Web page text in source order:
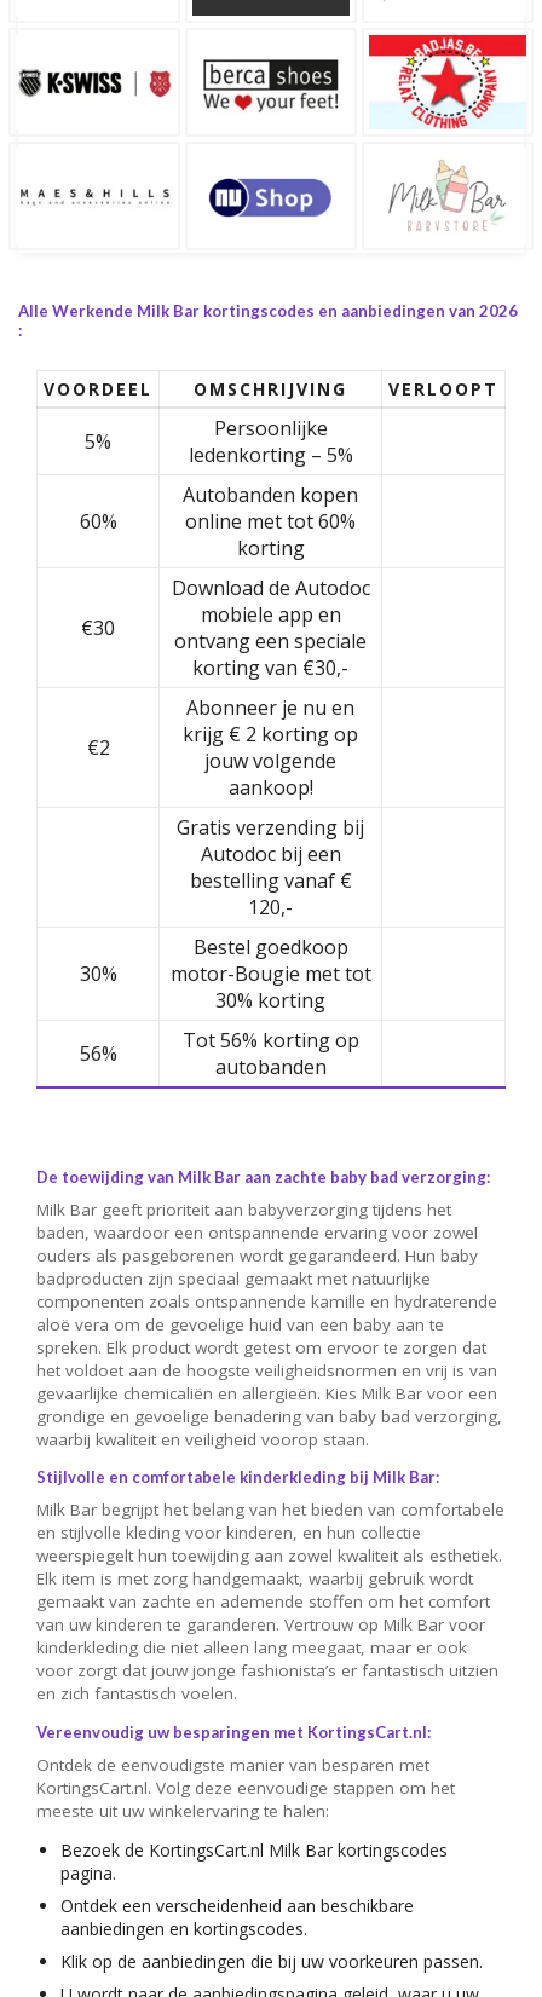
Alle Werkende Milk Bar kortingscodes en aanbiedingen van 2026
:
VOORDEEL OMSCHRIJVING VERLOOPT
5%
Persoonlijke
ledenkorting – 5%
60%
Autobanden kopen
online met tot 60%
korting
€30
Download de Autodoc
mobiele app en
ontvang een speciale
korting van €30,-
€2
Abonneer je nu en
krijg € 2 korting op
jouw volgende
aankoop!
Gratis verzending bij
Autodoc bij een
bestelling vanaf €
120,-
30%
Bestel goedkoop
motor-Bougie met tot
30% korting
56%
Tot 56% korting op
autobanden
De toewijding van Milk Bar aan zachte baby bad verzorging:
Milk Bar geeft prioriteit aan babyverzorging tijdens het
baden, waardoor een ontspannende ervaring voor zowel
ouders als pasgeborenen wordt gegarandeerd. Hun baby
badproducten zijn speciaal gemaakt met natuurlijke
componenten zoals ontspannende kamille en hydraterende
aloë vera om de gevoelige huid van een baby aan te
spreken. Elk product wordt getest om ervoor te zorgen dat
het voldoet aan de hoogste veiligheidsnormen en vrij is van
gevaarlijke chemicaliën en allergieën. Kies Milk Bar voor een
grondige en gevoelige benadering van baby bad verzorging,
waarbij kwaliteit en veiligheid voorop staan.
Stijlvolle en comfortabele kinderkleding bij Milk Bar:
Milk Bar begrijpt het belang van het bieden van comfortabele
en stijlvolle kleding voor kinderen, en hun collectie
weerspiegelt hun toewijding aan zowel kwaliteit als esthetiek.
Elk item is met zorg handgemaakt, waarbij gebruik wordt
gemaakt van zachte en ademende stoffen om het comfort
van uw kinderen te garanderen. Vertrouw op Milk Bar voor
kinderkleding die niet alleen lang meegaat, maar er ook
voor zorgt dat jouw jonge fashionista’s er fantastisch uitzien
en zich fantastisch voelen.
Vereenvoudig uw besparingen met KortingsCart.nl:
Ontdek de eenvoudigste manier van besparen met
KortingsCart.nl. Volg deze eenvoudige stappen om het
meeste uit uw winkelervaring te halen:
Bezoek de KortingsCart.nl Milk Bar kortingscodes
pagina.
Ontdek een verscheidenheid aan beschikbare
aanbiedingen en kortingscodes.
Klik op de aanbiedingen die bij uw voorkeuren passen.